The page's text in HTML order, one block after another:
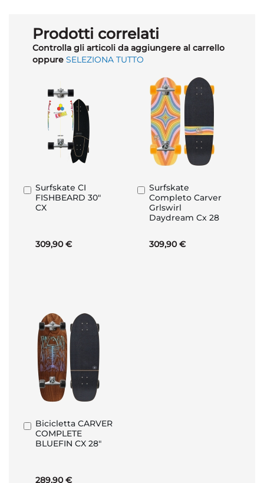
Prodotti correlati
Controlla gli articoli da aggiungere al carrello
oppure SELEZIONA TUTTO
Surfskate CI
FISHBEARD 30"
CX
309,90 €
Aggiungi
al
Carrello
Surfskate
Completo Carver
Grlswirl
Daydream Cx 28
309,90 €
Aggiungi
al
Carrello
Bicicletta CARVER
COMPLETE
BLUEFIN CX 28"
289,90 €
Aggiungi
al
Carrello